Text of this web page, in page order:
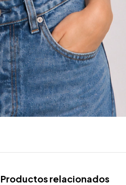
Productos relacionados